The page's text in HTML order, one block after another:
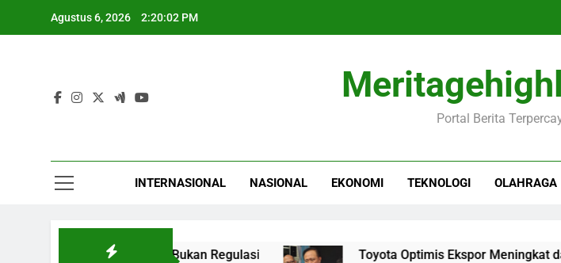
Agustus 6, 2026 2:20:03 PM
Portal Berita
INTERNASIONAL NASIONAL EKONOMI TEKNOLOGI OLAHRAGA
Fokus pada Hasil, Bukan Regulasi Toyota Optimis Ekspor Meningkat dan